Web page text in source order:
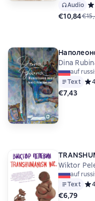
Audio
€10,84
Dina
auf
Text
€7,43
Wiktor
auf
Text
€6,79